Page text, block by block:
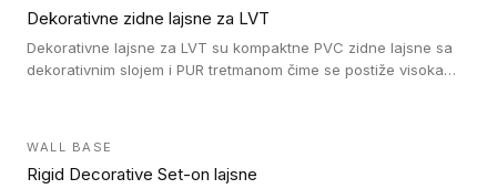
Dekorativne zidne lajsne za LVT
Dekorativne lajsne za LVT su kompaktne PVC zidne lajsne sa
dekorativnim slojem i PUR tretmanom čime se postiže visoka
WALL BASE
Rigid Decorative Set-on lajsne